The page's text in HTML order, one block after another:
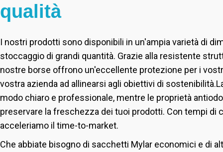
qualità
I nostri prodotti sono disponibili in un'ampia varietà di
stoccaggio di grandi quantità. Grazie alla resistente
nostre borse offrono un'eccellente protezione per i
vostra azienda ad allinearsi agli obiettivi di sostenibilità.
modo chiaro e professionale, mentre le proprietà
preservare la freschezza dei tuoi prodotti. Con tempi di
acceleriamo il time-to-market.
Che abbiate bisogno di sacchetti Mylar economici e di